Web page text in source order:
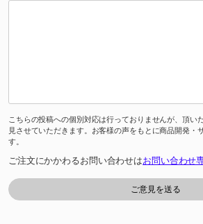
こちらの投稿への個別対応は行っておりませんが、頂い
見させていただきます。お客様の声をもとに商品開発・
す。
ご注文にかかわるお問い合わせはお問い合わせ